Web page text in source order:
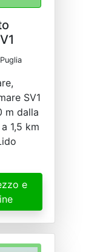
SV1
m dalla
1,5 km
e